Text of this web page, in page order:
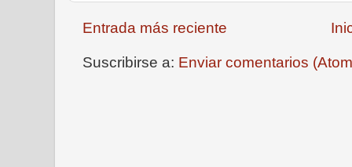
Entrada más reciente
Suscribirse a: Enviar comentarios